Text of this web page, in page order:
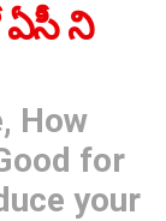
ఏసీ ని
How
for
your